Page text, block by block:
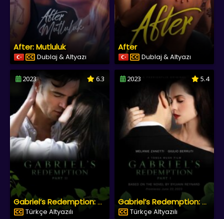
After: Mutluluk
Dublaj & Altyazı
After
Dublaj & Altyazı
2023 6.3
Gabriel’s Redemption: Part II
Türkçe Altyazılı
2023 5.4
Gabriel’s Redemption: Part I
Türkçe Altyazılı